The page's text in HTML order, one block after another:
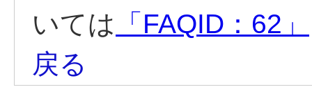
いては 「FAQID：62」
戻る